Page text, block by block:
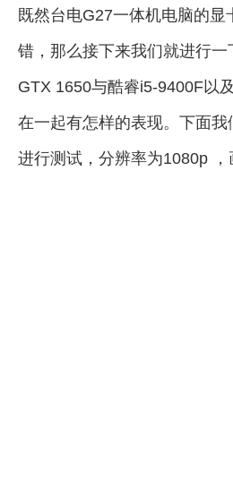
既然台电G27一体机电脑的显
错，那么接下来我们就进行
GTX 1650与酷睿i5-9400F以
在一起有怎样的表现。下面我
进行测试，分辨率为1080p ，